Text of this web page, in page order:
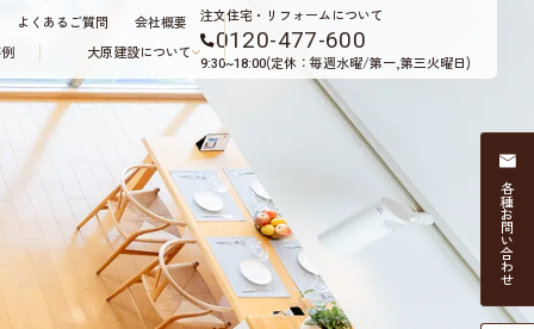
注文住宅・リフォームについて
0120-477-600
9:30~18:00(定休：毎週水曜/第一,第三火曜日)
大原建設について
よくあるご質問 会社概要
各種
お問い合わせ